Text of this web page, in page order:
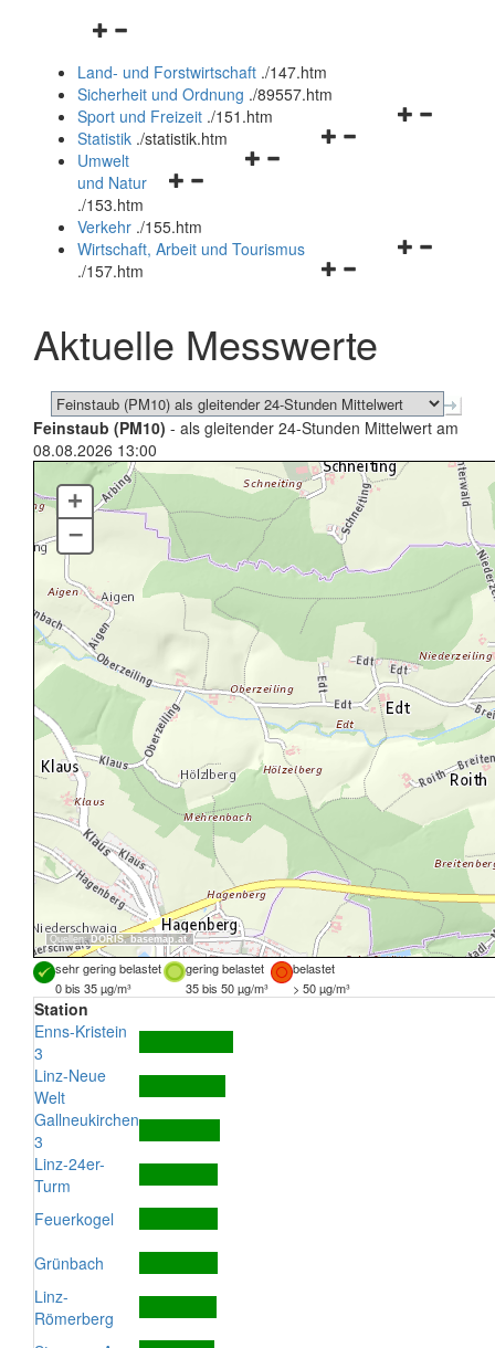
Navigationsmenü
und
schließen
Land- und Forstwirtschaft ./147.htm
Sicherheit und Ordnung ./89557.htm
Navigationsmenü
Sport und Freizeit ./151.htm
Navigationsmenü
Statistik ./statistik.htm
Navigationsmenü
und
schließen
Umwelt
und Natur
./153.htm
Verkehr ./155.htm
Navigationsmenü
schließen
Wirtschaft, Arbeit und Tourismus
./157.htm
Aktuelle Messwerte
Feinstaub (PM10) - als gleitender 24-Stunden Mittelwert am
08.08.2026 13:00
Quellen: DORIS,basemap.at
+
–
sehr gering belastet gering belastet
belastet
0 bis 35 µg/m³
35 bis 50 µg/m³ > 50 µg/m³
Station
Enns-Kristein
3
Linz-Neue
Welt
Gallneukirchen
3
Linz-24er-
Turm
Feuerkogel
Grünbach
Linz-
Römerberg